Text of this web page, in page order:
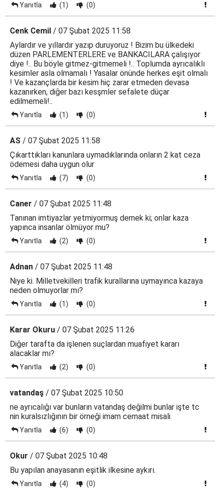
Yanıtla (1) (0)
Cenk Cemil / 07 Şubat 2025 11:58
Aylardır ve yıllardır yazıp duruyoruz ! Bizim bu ülkedeki
düzen PARLEMENTERLERE ve BANKACILARA çalışıyor
diye !.. Bu böyle gitmez-gitmemeli !.. Toplumda ayrıcalıklı
kesimler asla olmamalı ! Yasalar önünde herkes eşit olmalı
! Ve kazançlarda bir kesim hiç zarar etmeden devasa
kazanırken, diğer bazı kesşmler sefalete düçar
edilmemeli!..
Yanıtla (1) (0)
AS / 07 Şubat 2025 11:58
Çıkarttıkları kanunlara uymadıklarında onların 2 kat ceza
ödemesi daha uygun olur
Yanıtla (7) (0)
Caner / 07 Şubat 2025 11:48
Tanınan imtiyazlar yetmiyormuş demek ki; onlar kaza
yapınca insanlar ölmüyor mu?
Yanıtla (2) (0)
Adnan / 07 Şubat 2025 11:48
Niye ki. Milletvekilleri trafik kurallarına uymayınca kazaya
neden olmuyorlar mı?
Yanıtla (1) (0)
Karar Okuru / 07 Şubat 2025 11:26
Diğer tarafta da işlenen suçlardan muafiyet kararı
alacaklar mı?
Yanıtla (2) (0)
vatandaş / 07 Şubat 2025 10:50
ne ayrıcalığı var bunların vatandaş değilmi bunlar işte tc
nin kuralsızlığının bir örneği imam cemaat misali
Yanıtla (6) (0)
Okur / 07 Şubat 2025 10:48
Bu yapılan anayasanın eşitlik ilkesine aykırı.
Yanıtla (4) (0)